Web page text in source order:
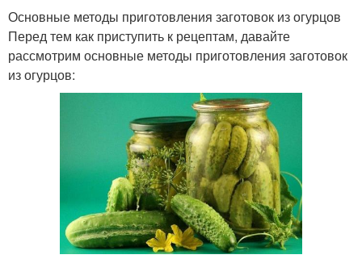
Основные методы приготовления заготовок из огурцов
Перед тем как приступить к рецептам, давайте
рассмотрим основные методы приготовления заготовок
из огурцов: